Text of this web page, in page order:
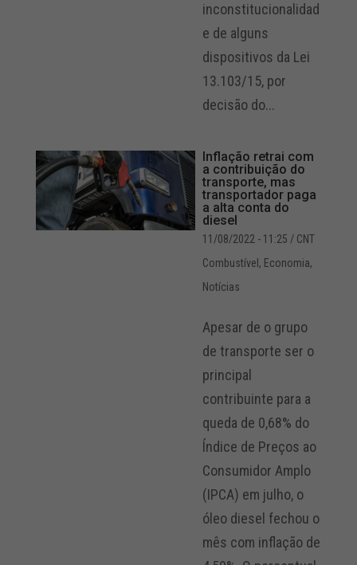
inconstitucionalidad
e de alguns
dispositivos da Lei
13.103/15, por
decisão do...
Inflação retrai com
a contribuição do
transporte, mas
transportador paga
a alta conta do
diesel
11/08/2022 - 11:25 / CNT
Combustível , Economia,
Notícias
Apesar de o grupo
de transporte ser o
principal
contribuinte para a
queda de 0,68% do
Índice de Preços ao
Consumidor Amplo
(IPCA) em julho, o
óleo diesel fechou o
mês com inflação de